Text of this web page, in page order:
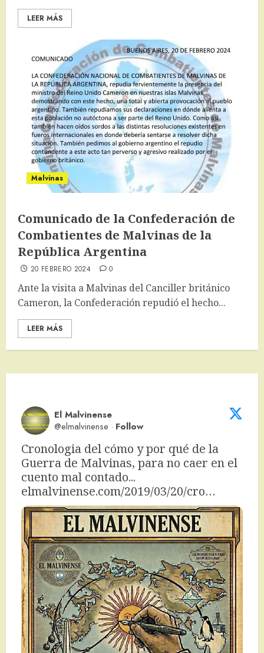
LEER MÁS
Malvinas
Comunicado de la Confederación de
Combatientes de Malvinas de la
República Argentina
20 FEBRERO 2024 0
Ante la visita a Malvinas del Canciller británico
Cameron, la Confederación repudió el hecho...
LEER MÁS
El Malvinense
@elmalvinense · Follow
Cronologia del cómo y por qué de la
Guerra de Malvinas, para no caer en el
elmalvinense.com/2019/03/20/cro…